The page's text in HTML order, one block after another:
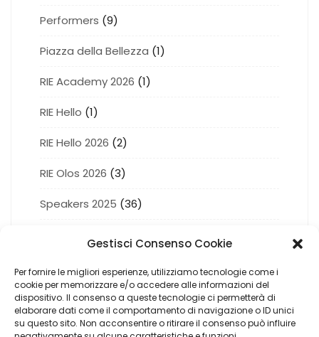
Gestisci Consenso Cookie
Per fornire le migliori esperienze, utilizziamo tecnologie come i
cookie per memorizzare e/o accedere alle informazioni del
dispositivo. Il consenso a queste tecnologie ci permetterà di
elaborare dati come il comportamento di navigazione o ID unici
su questo sito. Non acconsentire o ritirare il consenso può influire
Performers (9)
Piazza della Bellezza (1)
RIE Academy 2026 (1)
RIE Hello (1)
RIE Hello 2026 (2)
RIE Olos 2026 (3)
Speakers 2025 (36)
Totem Olos(3)
Totem Succede(6)